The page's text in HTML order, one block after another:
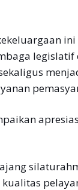
legislatif